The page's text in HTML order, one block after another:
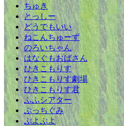
ちゅき
とっしー
どうでもいい
ねこんちゅーず
のろいちゃん
はなぐもおばさん
ひきこもりす
ひきこもりす劇場
ひきこもりす君
ふふシアター
ぷっちぐみ
ぷよぷよ